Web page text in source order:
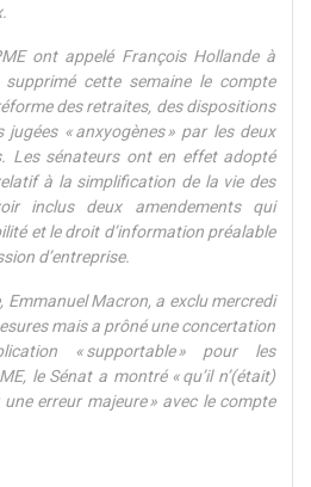
ont appelé François Hollande à
cette semaine le compte
des retraites, des dispositions
« anxyogènes » par les deux
Les sénateurs ont en effet adopté
à la simplification de la vie des
inclus deux amendements qui
et le droit d’information préalable
d’entreprise.
Emmanuel Macron, a exclu mercredi
mais a prôné une concertation
« supportable » pour les
le Sénat a montré « qu’il n’(était)
erreur majeure » avec le compte